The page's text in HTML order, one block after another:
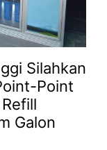
Silahkan
Point
Galon